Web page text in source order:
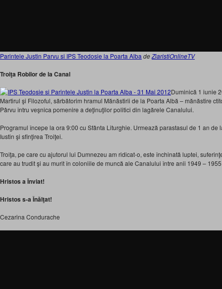
Parintele Justin Parvu si IPS Teodosie la Poarta Alba deZiaristiOnlineTV
Troiţa Robilor de la Canal
Duminică 1 iunie
Martirul şi Filozoful, sărbătorim hramul Mănăstirii de la Poarta Albă – mănăstire
Pârvu întru veşnica pomenire a deţinuţilor politici din lagărele Canalului.
Programul începe la ora 9:00 cu Sfânta Liturghie. Urmează parastasul de 1 an de
Iustin şi sfinţirea Troiţei.
Troiţa, pe care cu ajutorul lui Dumnezeu am ridicat-o, este închinată luptei,
care au trudit şi au murit în coloniile de muncă ale Canalului între anii 1949 –
Hristos a Înviat!
Hristos s-a Înălţat!
Cezarina Condurache